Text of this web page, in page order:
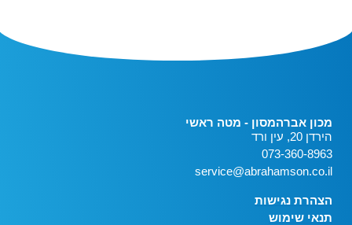
מכון אברהמסון - מטה ראשי
הירדן 20, עין ורד
073-360-8963
service@abrahamson.co.il
הצהרת נגישות
תנאי שימוש